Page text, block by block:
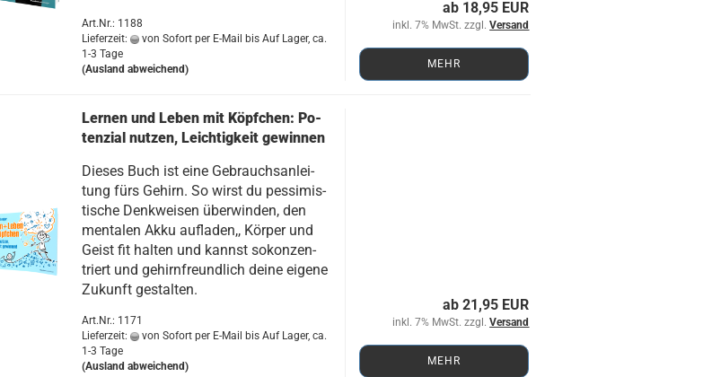
Art.Nr.: 1188
Lieferzeit:
von Sofort per E-Mail bis Auf Lager, ca.
1-3 Tage
(Ausland abweichend)
ab 18,95 EUR
inkl. 7% MwSt. zzgl.Versand
MEHR
Ler­nen und Leben mit Köpf­chen: Po­
ten­zi­al nut­zen, Leich­tig­keit ge­win­nen
Die­ses Buch ist eine Ge­brauchs­an­lei­
tung fürs Ge­hirn. So wirst du pes­si­mis­
ti­sche Denk­wei­sen über­win­den, den
men­ta­len Akku auf­la­den,, Kör­per und
Geist fit hal­ten und kannst so­kon­zen­
triert und ge­hirn­freund­lich deine ei­ge­ne
Zu­kunft ge­stal­ten.
Art.Nr.: 1171
Lieferzeit:
von Sofort per E-Mail bis Auf Lager, ca.
1-3 Tage
(Ausland abweichend)
ab 21,95 EUR
inkl. 7% MwSt. zzgl.Versand
MEHR